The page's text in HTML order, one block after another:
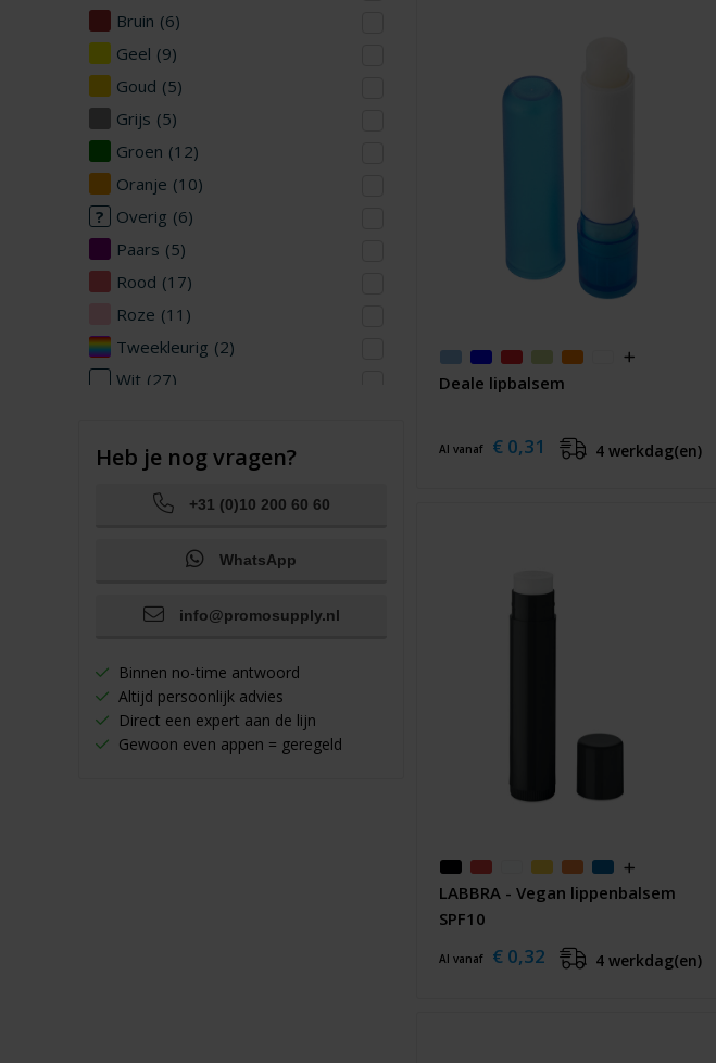
Bruin (6)
Geel (9)
Goud (5)
Grijs (5)
Groen (12)
Oranje (10)
Overig (6)
Paars (5)
Rood (17)
Roze (11)
Tweekleurig (2)
Wit (27)
Zwart
Heb je nog vragen?
+31 (0)10 200 60 60
WhatsApp
info@promosupply.nl
Binnen no-time antwoord
Altijd persoonlijk advies
Direct een expert aan de lijn
Gewoon even appen = geregeld
Deale lipbalsem
Al vanaf € 0,31 4 werkdag(en)
LABBRA - Vegan lippenbalsem
SPF10
Al vanaf € 0,32 4 werkdag(en)